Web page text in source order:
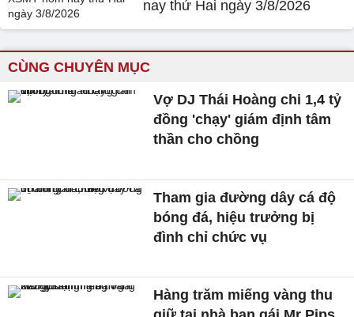
nay thứ Hai ngày 3/8/2026
CÙNG CHUYÊN MỤC
Vợ DJ Thái Hoàng chi 1,4 tỷ
đồng 'chạy' giám định tâm
thần cho chồng
Tham gia đường dây cá độ
bóng đá, hiệu trưởng bị
đình chỉ chức vụ
Hàng trăm miếng vàng thu